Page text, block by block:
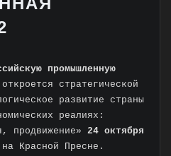
промышленную
стратегической
развитие страны
реалиях:
продвижение» 24 октября
Красной Пресне.